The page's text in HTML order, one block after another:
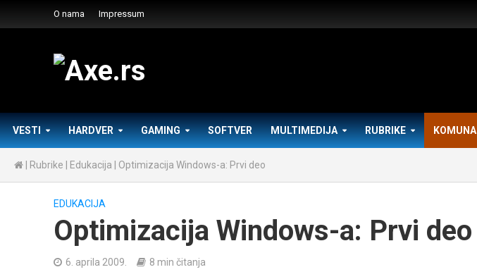
O nama Impressum
VESTI HARDVER GAMING SOFTVER MULTIMEDIJA RUBRIKE KOMUNA
Rubrike Edukacija Optimizacija Windows-a: Prvi deo
EDUKACIJA
Optimizacija Windows-a: Prvi deo
6. aprila 2009. 8 min čitanja